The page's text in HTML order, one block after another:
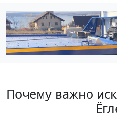
Почему важно